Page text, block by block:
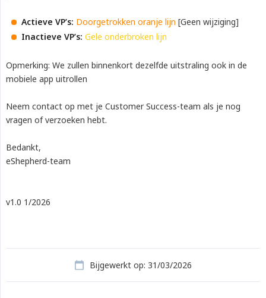
Actieve VP’s: Doorgetrokken oranje lijn [Geen wijziging]
Inactieve VP’s: Gele onderbroken lijn
Opmerking: We zullen binnenkort dezelfde uitstraling ook in de
mobiele app uitrollen
Neem contact op met je Customer Success-team als je nog
vragen of verzoeken hebt.
Bedankt,
eShepherd-team
v1.0 1/2026
Bijgewerkt op: 31/03/2026